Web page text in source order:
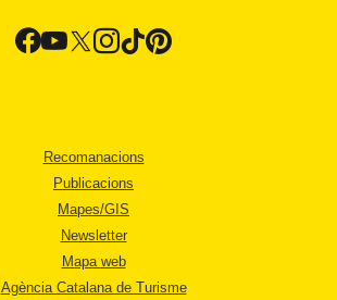
Recomanacions
Publicacions
Mapes/GIS
Newsletter
Mapa web
Agència Catalana de Turisme